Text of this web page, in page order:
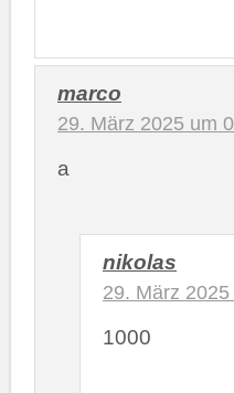
marco
29. März 2025 um
a
nikolas
29. März
1000